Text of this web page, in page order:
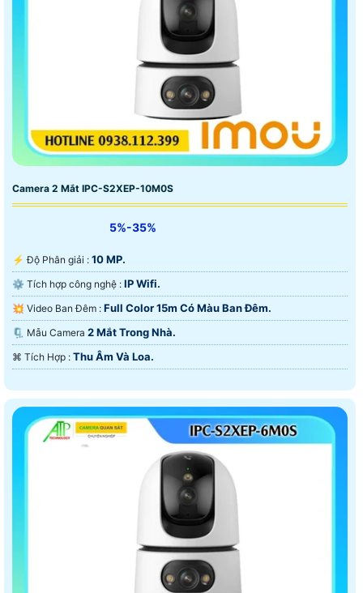
Camera 2 Mắt IPC-S2XEP-10M0S
5%-35%
️⚡ Độ Phân giải : 10 MP.
⚙ Tích hợp công nghệ : IP Wifi.
💥 Video Ban Đêm : Full Color 15m Có Màu Ban Ðêm.
🗜️ Mẫu Camera 2 Mắt Trong Nhà.
️⌘ Tích Hợp : Thu Âm Và Loa.